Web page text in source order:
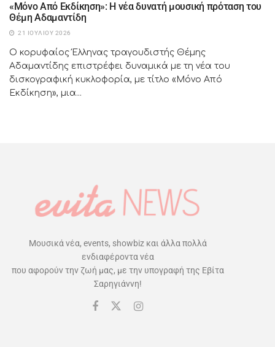
«Μόνο Από Εκδίκηση»: Η νέα δυνατή μουσική πρόταση του
Θέμη Αδαμαντίδη
21 ΙΟΥΛΊΟΥ 2026
Ο κορυφαίος Έλληνας τραγουδιστής Θέμης
Αδαμαντίδης επιστρέφει δυναμικά με τη νέα του
δισκογραφική κυκλοφορία, με τίτλο «Μόνο Από
Εκδίκηση», μια...
Μουσικά νέα, events, showbiz και άλλα πολλά
ενδιαφέροντα νέα
που αφορούν την ζωή μας, με την υπογραφή της Εβίτα
Σαρηγιάννη!